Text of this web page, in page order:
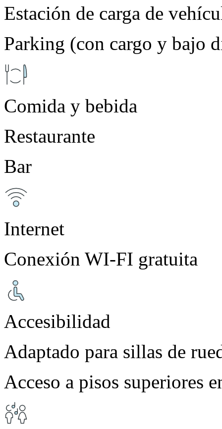
Estación de carga de
Parking (con cargo y bajo
Comida y bebida
Restaurante
Bar
Internet
Conexión WI-FI gratuita
Accesibilidad
Adaptado para sillas de
Acceso a pisos superiores